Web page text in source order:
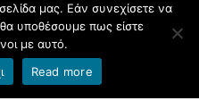
Δήλωση προσβασιμότητας
μας. Εάν συνεχίσετε να
θα υποθέσουμε πως είστε
με αυτό.
Read more